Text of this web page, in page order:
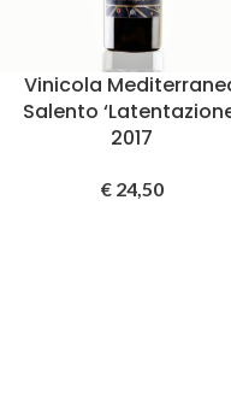
Vinicola
Salento
2017
€24,50